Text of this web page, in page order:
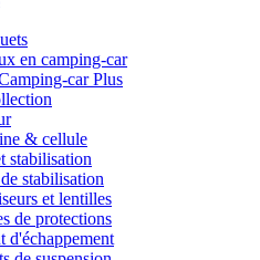
en camping-car
car Plus
& cellule
stabilisation
stabilisation
et lentilles
de protections
d'échappement